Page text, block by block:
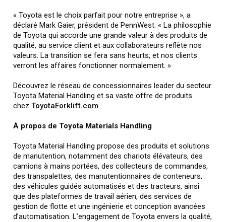
« Toyota est le choix parfait pour notre entreprise », a
déclaré Mark Gaier, président de PennWest. « La philosophie
de Toyota qui accorde une grande valeur à des produits de
qualité, au service client et aux collaborateurs reflète nos
valeurs. La transition se fera sans heurts, et nos clients
verront les affaires fonctionner normalement. »
Découvrez le réseau de concessionnaires leader du secteur
Toyota Material Handling et sa vaste offre de produits
chez ToyotaForklift.com.
À propos de Toyota Materials Handling
Toyota Material Handling propose des produits et solutions
de manutention, notamment des chariots élévateurs, des
camions à mains portées, des collecteurs de commandes,
des transpalettes, des manutentionnaires de conteneurs,
des véhicules guidés automatisés et des tracteurs, ainsi
que des plateformes de travail aérien, des services de
gestion de flotte et une ingénierie et conception avancées
d’automatisation. L’engagement de Toyota envers la qualité,